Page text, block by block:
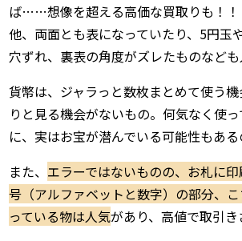
ば……想像を超える高価な買取りも！！
他、両面とも表になっていたり、5円玉
穴ずれ、裏表の角度がズレたものなども
貨幣は、ジャラっと数枚まとめて使う
りと見る機会がないもの。何気なく使
に、実はお宝が潜んでいる可能性もある
また、 エラーではないものの、お札に
号（アルファベットと数字）の部分、
っている物は人気があり、高値で取引き